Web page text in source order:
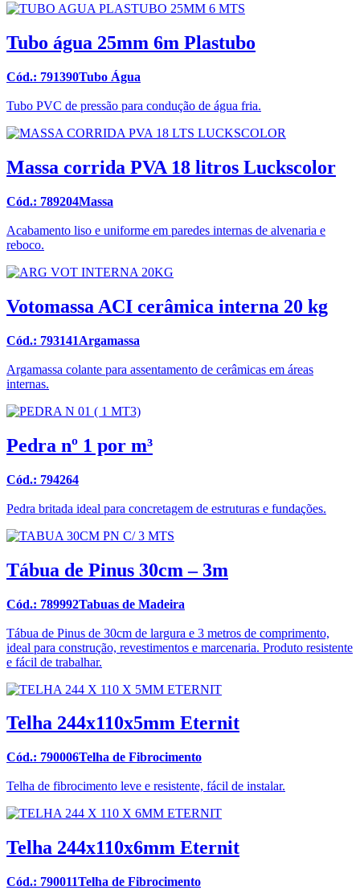
Tubo água 25mm 6m Plastubo
Cód.: 791390Tubo Água
Tubo PVC de pressão para condução de água fria.
Massa corrida PVA 18 litros Luckscolor
Cód.: 789204Massa
Acabamento liso e uniforme em paredes internas de alvenaria e
reboco.
Votomassa ACI cerâmica interna 20 kg
Cód.: 793141Argamassa
Argamassa colante para assentamento de cerâmicas em áreas
internas.
Pedra nº 1 por m³
Cód.: 794264
Pedra britada ideal para concretagem de estruturas e fundações.
Tábua de Pinus 30cm – 3m
Cód.: 789992Tabuas de Madeira
Tábua de Pinus de 30cm de largura e 3 metros de comprimento,
ideal para construção, revestimentos e marcenaria. Produto resistente
e fácil de trabalhar.
Telha 244x110x5mm Eternit
Cód.: 790006Telha de Fibrocimento
Telha de fibrocimento leve e resistente, fácil de instalar.
Telha 244x110x6mm Eternit
Cód.: 790011Telha de Fibrocimento